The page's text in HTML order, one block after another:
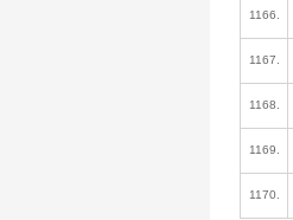
1166.
1167.
1168.
1169.
1170.